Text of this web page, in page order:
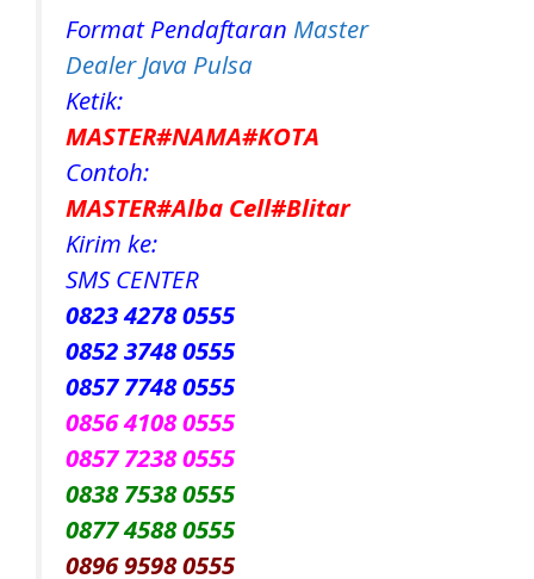
Format Pendaftaran Master
Dealer Java Pulsa
Ketik:
MASTER#NAMA#KOTA
Contoh:
MASTER#Alba Cell#Blitar
Kirim ke:
SMS CENTER
0823 4278 0555
0852 3748 0555
0857 7748 0555
0856 4108 0555
0857 7238 0555
0838 7538 0555
0877 4588 0555
0896 9598 0555